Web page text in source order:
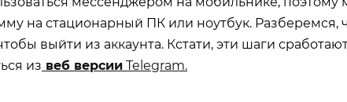
на стационарный ПК или ноутбук. Разберемся,
выйти из аккаунта. Кстати, эти шаги
из веб версии Telegram.